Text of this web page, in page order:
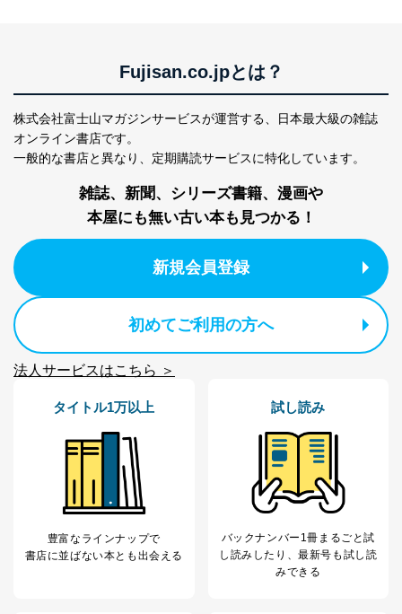
Fujisan.co.jpとは？
株式会社富士山マガジンサービスが運営する、
日本最大級の雑誌
オンライン書店です。
一般的な書店と異なり、 定期購読サービスに特化しています。
雑誌、新聞、シリーズ書籍、漫画や
本屋にも無い古い本も見つかる！
新規会員登録
初めてご利用の方へ
法人サービスはこちら ＞
タイトル1万以上
豊富なラインナップで
書店に並ばない本とも出会える
試し読み
バックナンバー1冊まるごと試
し読み したり、最新号も試し読
みできる